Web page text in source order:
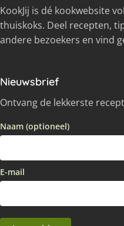
KookJij is dé kookwebsite
thuiskoks. Deel recepten,
andere bezoekers en vind
Nieuwsbrief
Ontvang de lekkerste
Naam (optioneel)
E-mail